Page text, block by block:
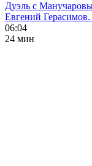
Дуэль с
Евгений Герасимов.
06:04
24 мин